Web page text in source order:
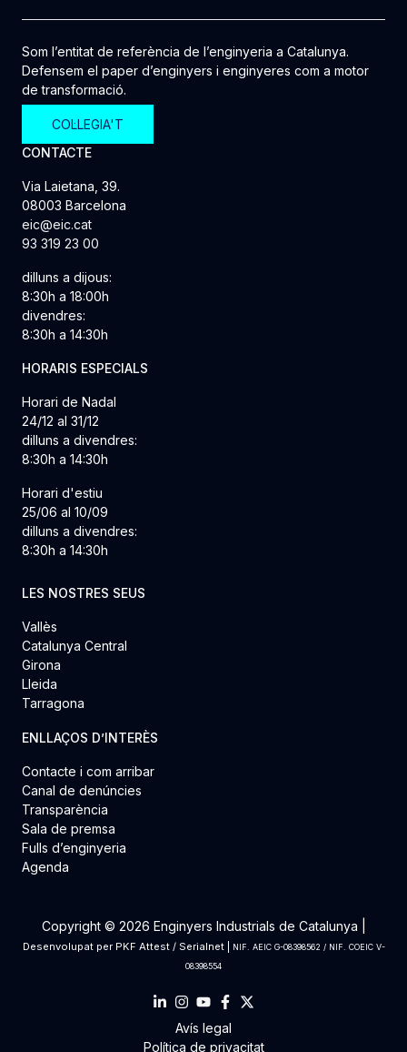
Som l’entitat de referència de l’enginyeria a Catalunya.
Defensem el paper d’enginyers i enginyeres com a motor
de transformació.
COL·LEGIA'T
CONTACTE
Via Laietana, 39.
08003 Barcelona
eic@eic.cat
93 319 23 00
dilluns a dijous:
8:30h a 18:00h
divendres:
8:30h a 14:30h
HORARIS ESPECIALS
Horari de Nadal
24/12 al 31/12
dilluns a divendres:
8:30h a 14:30h
Horari d'estiu
25/06 al 10/09
dilluns a divendres:
8:30h a 14:30h
LES NOSTRES SEUS
Vallès
Catalunya Central
Girona
Lleida
Tarragona
ENLLAÇOS D’INTERÈS
Contacte i com arribar
Canal de denúncies
Transparència
Sala de premsa
Fulls d’enginyeria
Agenda
Copyright © 2026 Enginyers Industrials de Catalunya |
Desenvolupat per PKF Attest/ Serialnet|
NIF. AEIC G-08398562 / NIF. COEIC V-
08398554
Avís legal
Política de privacitat